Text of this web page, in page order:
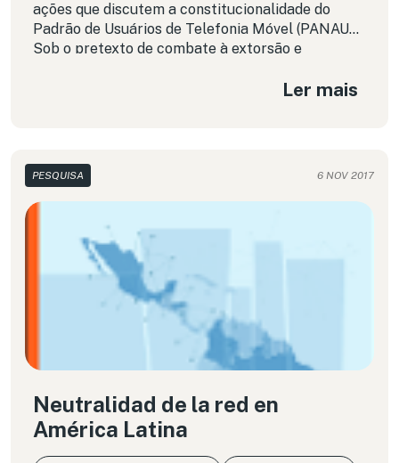
ações que discutem a constitucionalidade do
Padrão de Usuários de Telefonia Móvel (PANAUT).
Sob o pretexto de combate à extorsão e
para condicionar o acesso a celulares à entrega
Ler mais
PESQUISA 6 NOV 2017
Neutralidad de la red en
América Latina